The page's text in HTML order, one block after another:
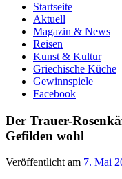
Startseite
Aktuell
Magazin & News
Reisen
Kunst & Kultur
Griechische Küche
Gewinnspiele
Facebook
Der Trauer-
Gefilden wohl
Veröffentlicht am 7. Mai